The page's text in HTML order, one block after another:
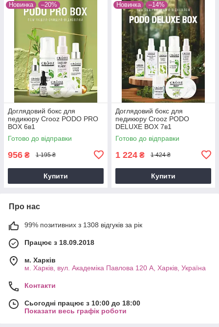
Новинка –20%
Доглядовий бокс для
педикюру Crooz PODO PRO
BOX 6в1
Готово до відправки
956 ₴ 1 195 ₴
Купити
Новинка –14%
Доглядовий бокс для
педикюру Crooz PODO
DELUXE BOX 7в1
Готово до відправки
1 224 ₴ 1 424 ₴
Купити
Про нас
99% позитивних з 1308 відгуків за рік
Працює з 18.09.2018
м. Харків
м. Харків, вул. Академіка Павлова 120 А, Харків, Україна
Контакти
Сьогодні працює з 10:00 до 18:00
Показати весь графік роботи